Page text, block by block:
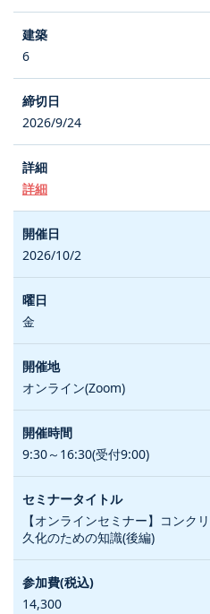
6
2026/9/24
詳細
2026/10/2
金
オンライン(Zoom)
9:30～16:30(受付9:00)
【オンラインセミナー】コンク
久化のための知識(後編)
14,300